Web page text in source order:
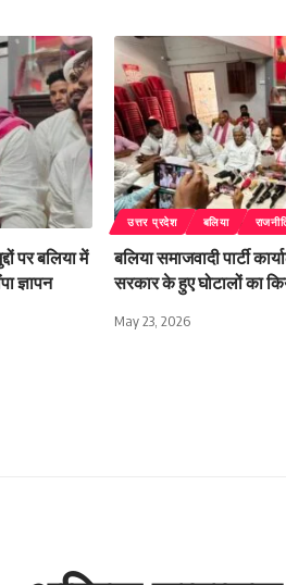
पर बलिया में
ज्ञापन
उत्तर प्रदेश बलिया
बलिया समाजवादी पार्टी
सरकार के हुए घोटालों का
May 23, 2026